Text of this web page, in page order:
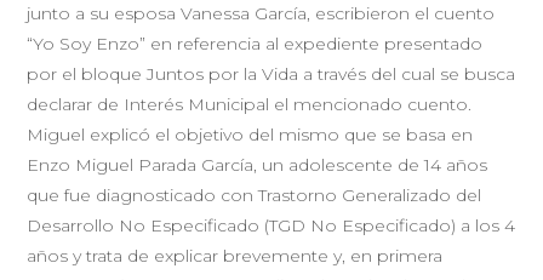
junto a su esposa Vanessa García, escribieron el cuento
“Yo Soy Enzo” en referencia al expediente presentado
por el bloque Juntos por la Vida a través del cual se busca
declarar de Interés Municipal el mencionado cuento.
Miguel explicó el objetivo del mismo que se basa en
Enzo Miguel Parada García, un adolescente de 14 años
que fue diagnosticado con Trastorno Generalizado del
Desarrollo No Especificado (TGD No Especificado) a los 4
años y trata de explicar brevemente y, en primera